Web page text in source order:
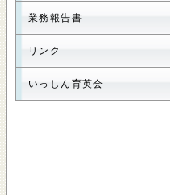
業務報告書
リンク
いっしん育英会